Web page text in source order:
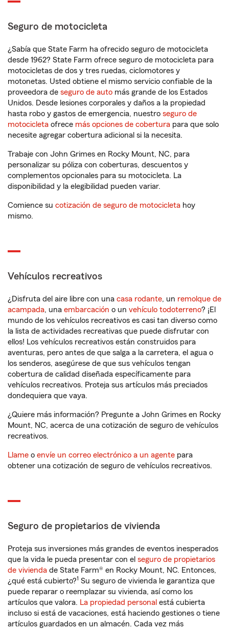
Seguro de motocicleta
¿Sabía que State Farm ha ofrecido seguro de motocicleta
desde 1962? State Farm ofrece seguro de motocicleta para
motocicletas de dos y tres ruedas, ciclomotores y
motonetas. Usted obtiene el mismo servicio confiable de la
proveedora de seguro de auto más grande de los Estados
Unidos. Desde lesiones corporales y daños a la propiedad
hasta robo y gastos de emergencia, nuestro seguro de
motocicleta ofrece más opciones de cobertura para que solo
necesite agregar cobertura adicional si la necesita.
Trabaje con John Grimes en Rocky Mount, NC, para
personalizar su póliza con coberturas, descuentos y
complementos opcionales para su motocicleta. La
disponibilidad y la elegibilidad pueden variar.
Comience su cotización de seguro de motocicleta hoy
mismo.
Vehículos recreativos
¿Disfruta del aire libre con una casa rodante, un remolque de
acampada, una embarcación o un vehículo todoterreno? ¡El
mundo de los vehículos recreativos es casi tan diverso como
la lista de actividades recreativas que puede disfrutar con
ellos! Los vehículos recreativos están construidos para
aventuras, pero antes de que salga a la carretera, el agua o
los senderos, asegúrese de que sus vehículos tengan
cobertura de calidad diseñada específicamente para
vehículos recreativos. Proteja sus artículos más preciados
dondequiera que vaya.
¿Quiere más información? Pregunte a John Grimes en Rocky
Mount, NC, acerca de una cotización de seguro de vehículos
recreativos.
Llame o envíe un correo electrónico a un agente para
obtener una cotización de seguro de vehículos recreativos.
Seguro de propietarios de vivienda
Proteja sus inversiones más grandes de eventos inesperados
que la vida le pueda presentar con el seguro de propietarios
de vivienda de State Farm® en Rocky Mount, NC. Entonces,
¿qué está cubierto?1 Su seguro de vivienda le garantiza que
puede reparar o reemplazar su vivienda, así como los
artículos que valora. La propiedad personal está cubierta
incluso si está de vacaciones, está haciendo gestiones o tiene
artículos guardados en un almacén. Cada vez más